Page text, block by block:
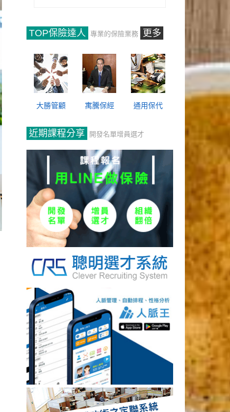
TOP保險達人 專業的保險業務 更多
大勝管顧 寓騰保經 通用保代
近期課程分享 開發名單增員選才